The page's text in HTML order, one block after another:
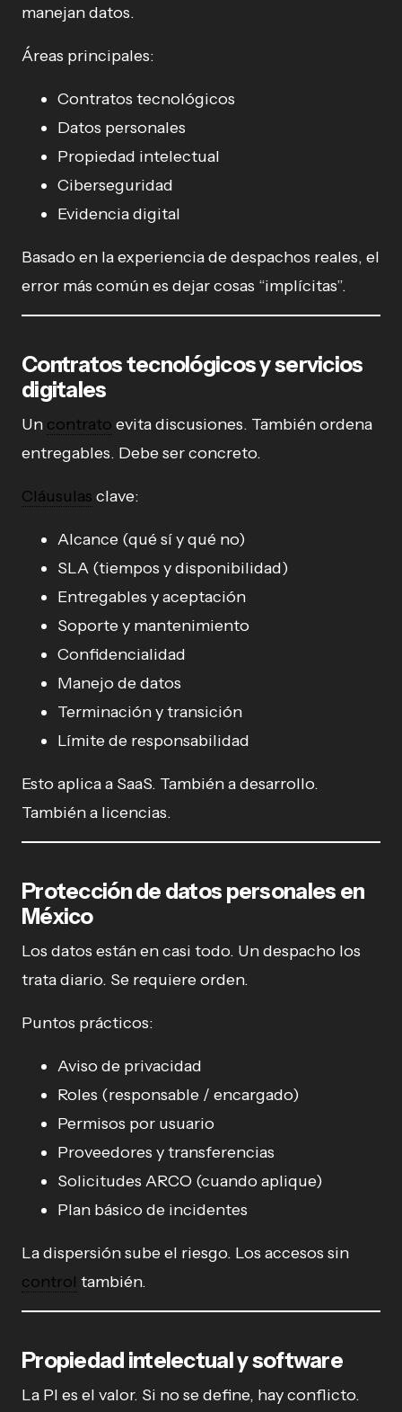
manejan datos.
Áreas principales:
Contratos tecnológicos
Datos personales
Propiedad intelectual
Ciberseguridad
Evidencia digital
Basado en la experiencia de despachos reales, el
error más común es dejar cosas “implícitas”.
Contratos tecnológicos y servicios
digitales
Un contrato evita discusiones. También ordena
entregables. Debe ser concreto.
Cláusulas clave:
Alcance (qué sí y qué no)
SLA (tiempos y disponibilidad)
Entregables y aceptación
Soporte y mantenimiento
Confidencialidad
Manejo de datos
Terminación y transición
Límite de responsabilidad
Esto aplica a SaaS. También a desarrollo.
También a licencias.
Protección de datos personales en
México
Los datos están en casi todo. Un despacho los
trata diario. Se requiere orden.
Puntos prácticos:
Aviso de privacidad
Roles (responsable / encargado)
Permisos por usuario
Proveedores y transferencias
Solicitudes ARCO (cuando aplique)
Plan básico de incidentes
La dispersión sube el riesgo. Los accesos sin
control también.
Propiedad intelectual y software
La PI es el valor. Si no se define, hay conflicto.